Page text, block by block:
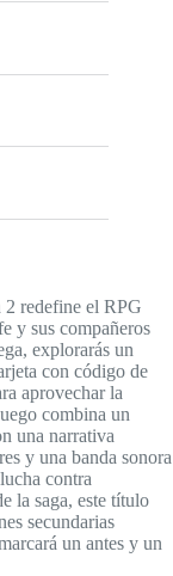
redefine el RPG
y sus compañeros
explorarás un
con código de
aprovechar la
combina un
una narrativa
y una banda sonora
contra
la saga, este título
secundarias
un antes y un